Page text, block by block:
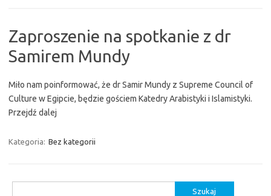
Zaproszenie na spotkanie z dr
Samirem Mundy
Miło nam poinformować, że dr Samir Mundy z Supreme Council of
Culture w Egipcie, będzie gościem Katedry Arabistyki i Islamistyki.
Przejdź dalej
Kategoria: Bez kategorii